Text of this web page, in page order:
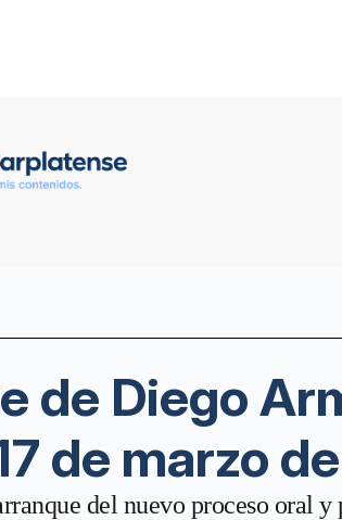
de Diego
de marzo
del nuevo proceso oral